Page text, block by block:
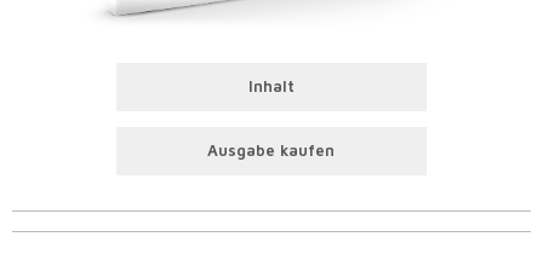
Inhalt
Ausgabe kaufen